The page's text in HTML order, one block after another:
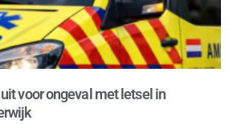
voor ongeval met letsel in